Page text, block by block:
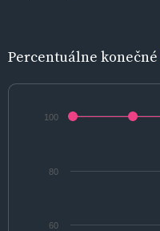
Percentuálne konečné
60
80
100